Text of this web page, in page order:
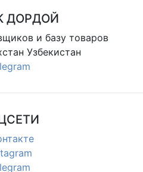
ДОРДОЙ
и базу товаров
Узбекистан